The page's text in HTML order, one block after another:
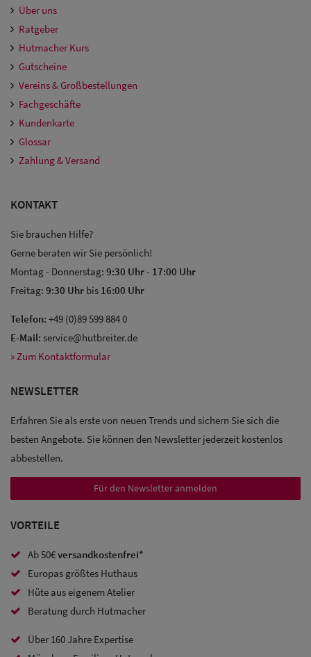
Sale:
Baseball
Caps
Trucker
Caps
mit
Über uns
Ratgeber
Hutmacher Kurs
Gutscheine
Vereins & Großbestellungen
Fachgeschäfte
Kundenkarte
Glossar
Zahlung & Versand
KONTAKT
Sie brauchen Hilfe?
Gerne beraten wir Sie persönlich!
Montag - Donnerstag: 9:30 Uhr- 17:00 Uhr
Freitag: 9:30 Uhr bis 16:00 Uhr
Telefon: +49 (0)89 599 884 0
E-Mail: service@hutbreiter.de
» Zum Kontaktformular
NEWSLETTER
Erfahren Sie als erste von neuen Trends und sichern Sie sich die
besten Angebote. Sie können den Newsletter jederzeit kostenlos
abbestellen.
Für den Newsletter anmelden
VORTEILE
Ab 50€versandkostenfrei*
Europas größtes Huthaus
Hüte aus eigenem Atelier
Beratung durch Hutmacher
Über 160 Jahre Expertise